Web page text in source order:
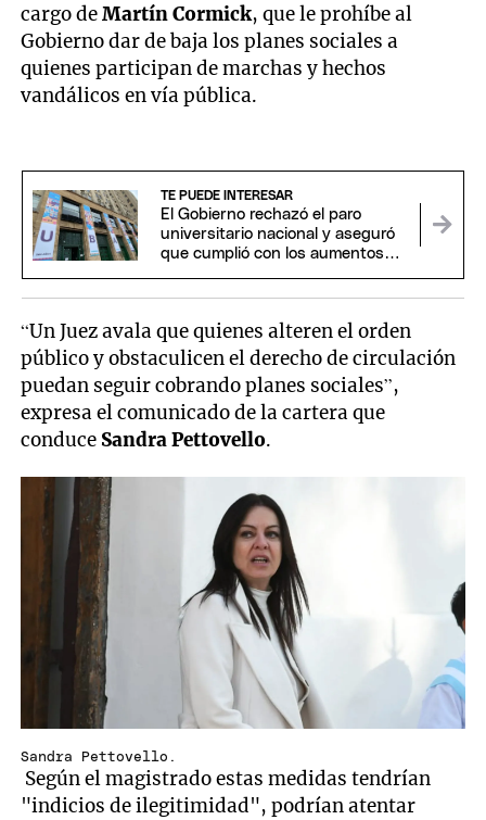
cargo deMartín Cormick, que le prohíbe al
Gobierno dar de baja los planes sociales a
quienes participan de marchas y hechos
vandálicos en vía pública.
TE PUEDE INTERESAR
El Gobierno rechazó el paro
universitario nacional y aseguró
que cumplió con los aumentos
“Un Juez avala que quienes alteren el orden
público y obstaculicen el derecho de circulación
puedan seguir cobrando planes sociales”,
expresa el comunicado de la cartera que
conduce Sandra Pettovello.
Sandra Pettovello.
Según el magistrado estas medidas tendrían
"indicios de ilegitimidad", podrían atentar